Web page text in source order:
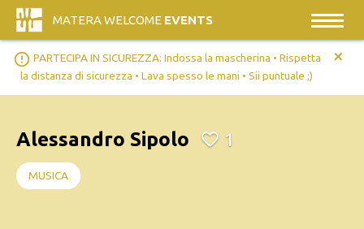
MATERA WELCOME EVENTS
error_outline PARTECIPA IN SICUREZZA: Indossa la mascherina • Rispetta
la distanza di sicurezza • Lava spesso le mani • Sii puntuale ;)
+
Alessandro Sipolo 1
MUSICA